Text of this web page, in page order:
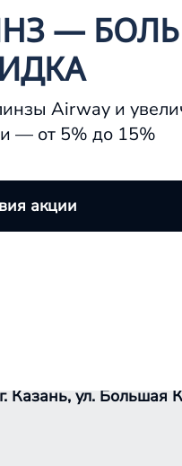
г. Казань, ул. Большая
—
Airway и
— от 5% до 15%
акции